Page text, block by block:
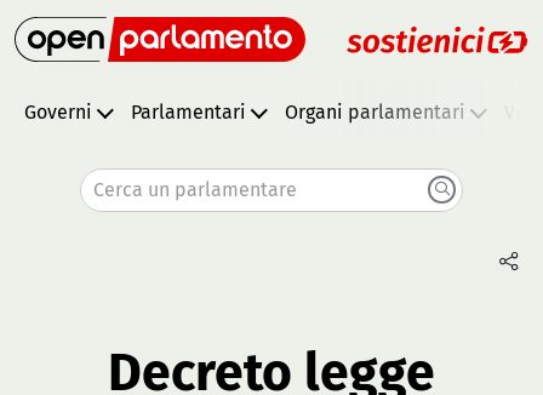
Governi Parlamentari Organi parlamentari
Cerca un parlamentare
Decreto legge